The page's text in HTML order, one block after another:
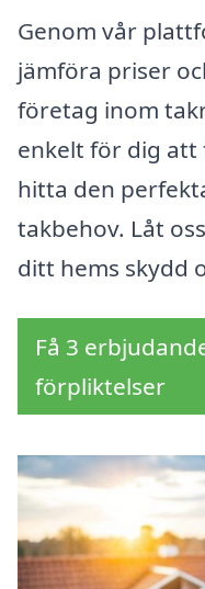
Genom vår
jämföra priser
företag inom
enkelt för dig att
hitta den
takbehov. Låt
ditt hems skydd
Få 3
förpliktelser